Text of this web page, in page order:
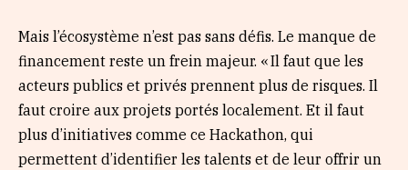
Mais l’écosystème n’est pas sans défis. Le manque de
financement reste un frein majeur. « Il faut que les
acteurs publics et privés prennent plus de risques. Il
faut croire aux projets portés localement. Et il faut
plus d’initiatives comme ce Hackathon, qui
permettent d’identifier les talents et de leur offrir un